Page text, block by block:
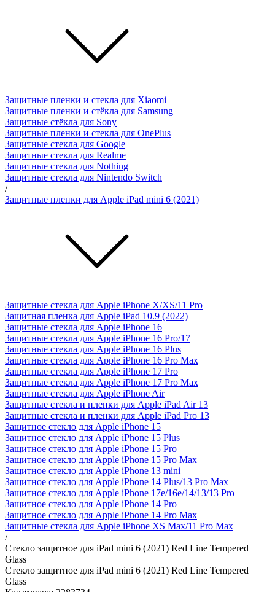
Защитные пленки и стекла для Xiaomi
Защитные пленки и стёкла для Samsung
Защитные стёкла для Sony
Защитные пленки и стекла для OnePlus
Защитные стекла для Google
Защитные стекла для Realme
Защитные стекла для Nothing
Защитные стекла для Nintendo Switch
/
Защитные пленки для Apple iPad mini 6 (2021)
Защитные стекла для Apple iPhone X/XS/11 Pro
Защитная пленка для Apple iPad 10.9 (2022)
Защитные стекла для Apple iPhone 16
Защитные стекла для Apple iPhone 16 Pro/17
Защитные стекла для Apple iPhone 16 Plus
Защитные стекла для Apple iPhone 16 Pro Max
Защитные стекла для Apple iPhone 17 Pro
Защитные стекла для Apple iPhone 17 Pro Max
Защитные стекла для Apple iPhone Air
Защитные стекла и пленки для Apple iPad Air 13
Защитные стекла и пленки для Apple iPad Pro 13
Защитное стекло для Apple iPhone 15
Защитное стекло для Apple iPhone 15 Plus
Защитное стекло для Apple iPhone 15 Pro
Защитное стекло для Apple iPhone 15 Pro Max
Защитное стекло для Apple iPhone 13 mini
Защитное стекло для Apple iPhone 14 Plus/13 Pro Max
Защитное стекло для Apple iPhone 17e/16е/14/13/13 Pro
Защитное стекло для Apple iPhone 14 Pro
Защитное стекло для Apple iPhone 14 Pro Max
Защитные стекла для Apple iPhone XS Max/11 Pro Max
/
Стекло защитное для iPad mini 6 (2021) Red Line Tempered
Glass
Стекло защитное для iPad mini 6 (2021) Red Line Tempered
Glass